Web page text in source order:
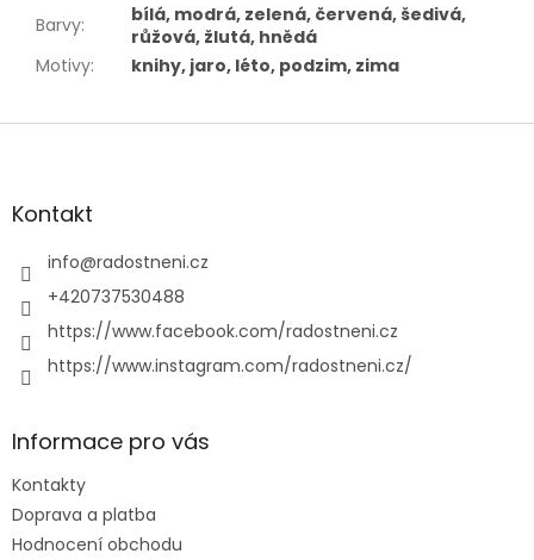
Barvy:
bílá, modrá, zelená, červená, šedivá,
růžová, žlutá, hnědá
Motivy: knihy, jaro, léto, podzim, zima
Z
aKontakt
info@radostneni.cz
+420737530488
https://www.facebook.com/radostneni.cz
https://www.instagram.com/radostneni.cz/
Informace pro vás
Kontakty
Doprava a platba
Hodnocení obchodu